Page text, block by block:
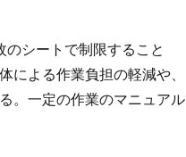
シートで制限すること
による作業負担の軽減や、
。一定の作業のマニュアル